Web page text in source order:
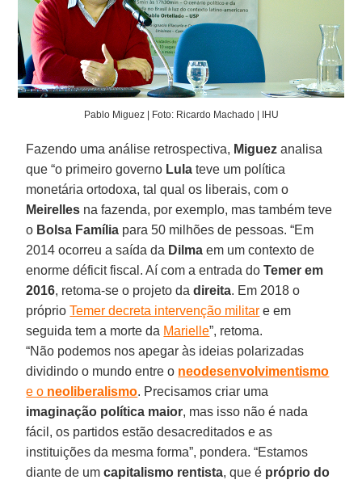
Pablo Miguez | Foto: Ricardo Machado | IHU
Fazendo uma análise retrospectiva, Miguez analisa
que “o primeiro governo Lula teve um política
monetária ortodoxa, tal qual os liberais, com o
Meirelles na fazenda, por exemplo, mas também teve
o Bolsa Família para 50 milhões de pessoas. “Em
2014 ocorreu a saída da Dilma em um contexto de
enorme déficit fiscal. Aí com a entrada do Temer em
2016, retoma-se o projeto dadireita. Em 2018 o
próprio Temer decreta intervenção militar e em
seguida tem a morte da Marielle”, retoma.
“Não podemos nos apegar às ideias polarizadas
dividindo o mundo entre o neodesenvolvimentismo
e o neoliberalismo. Precisamos criar uma
imaginação política maior, mas isso não é nada
fácil, os partidos estão desacreditados e as
instituições da mesma forma”, pondera. “Estamos
diante de um capitalismo rentista, que é próprio do